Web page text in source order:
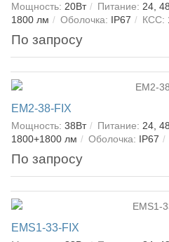
Мощность: 20Вт Питание: 24,
1800 лм
Оболочка: IP67 КСС:
По запросу
EM2-38-FIX
Мощность: 38Вт Питание: 24,
1800+1800 лм
Оболочка: IP67
По запросу
EMS1-33-FIX